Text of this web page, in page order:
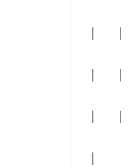
︱
︱
︱
︱